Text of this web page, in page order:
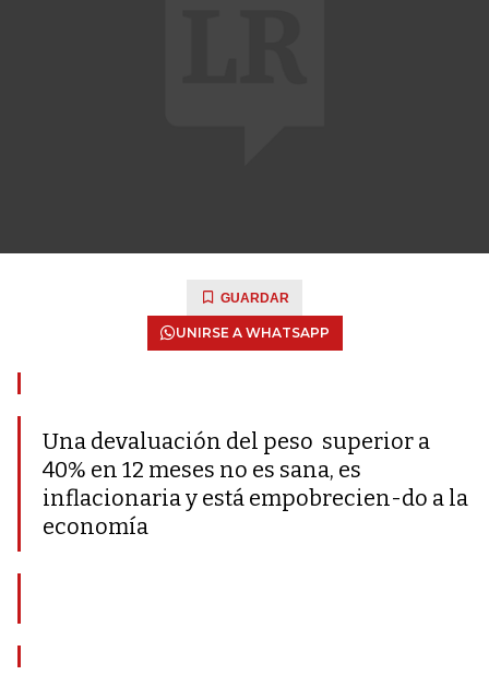
GUARDAR
UNIRSE A WHATSAPP
Una devaluación del peso superior a
40% en 12 meses no es sana, es
inflacionaria y está empobrecien-do a la
economía